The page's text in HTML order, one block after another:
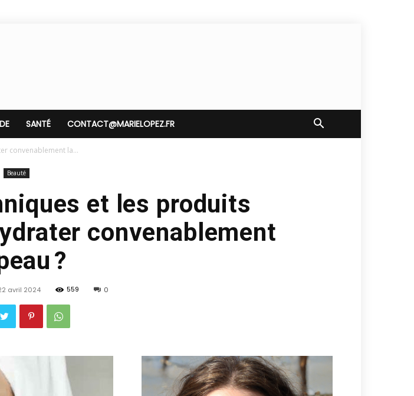
SANTÉ CONTACT@MARIELOPEZ.FR
convenablement la...
Beauté
et les produits
convenablement
?
avril 2024 559 0